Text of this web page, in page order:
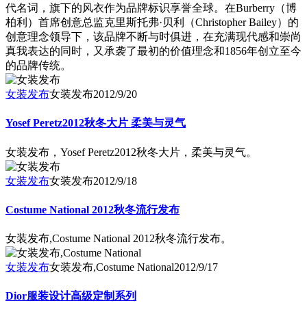
代名词，旗下的风衣作为品牌标识享誉全球。在Burberry（博
柏利）首席创意总监克里斯托弗·贝利（Christopher Bailey）的
创意理念领导下，该品牌不断与时俱进，在充满现代感和崇尚
真我表达的同时，又承袭了最初的价值理念和1856年创立至今
的品牌传统。
女装发布女装发布2012/9/20
Yosef Peretz2012秋冬大片 柔美与灵气
女装发布，Yosef Peretz2012秋冬大片，柔美与灵气。
女装发布女装发布2012/9/18
Costume National 2012秋冬流行发布
女装发布,Costume National 2012秋冬流行发布。
女装发布女装发布,Costume National2012/9/17
Dior服装设计高级定制系列